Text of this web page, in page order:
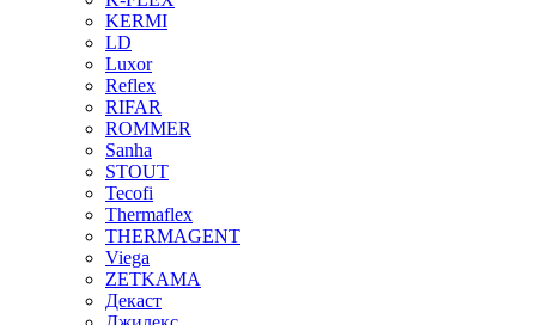
KERMI
LD
Luxor
Reflex
RIFAR
ROMMER
Sanha
STOUT
Tecofi
Thermaflex
THERMAGENT
Viega
ZETKAMA
Декаст